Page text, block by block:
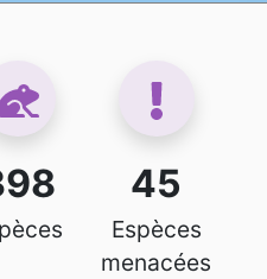
45
Espèces
menacées